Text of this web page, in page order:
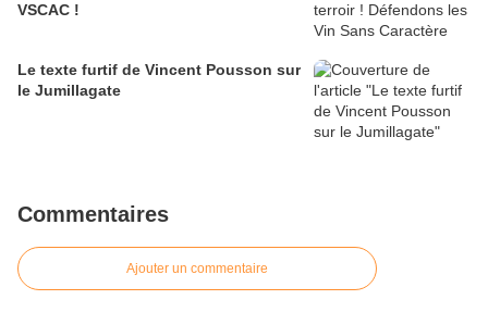
VSCAC !
Le texte furtif de Vincent Pousson sur
le Jumillagate
Commentaires
Ajouter un commentaire